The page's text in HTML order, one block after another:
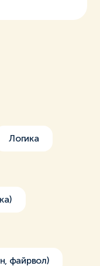
Логика
файрвол)